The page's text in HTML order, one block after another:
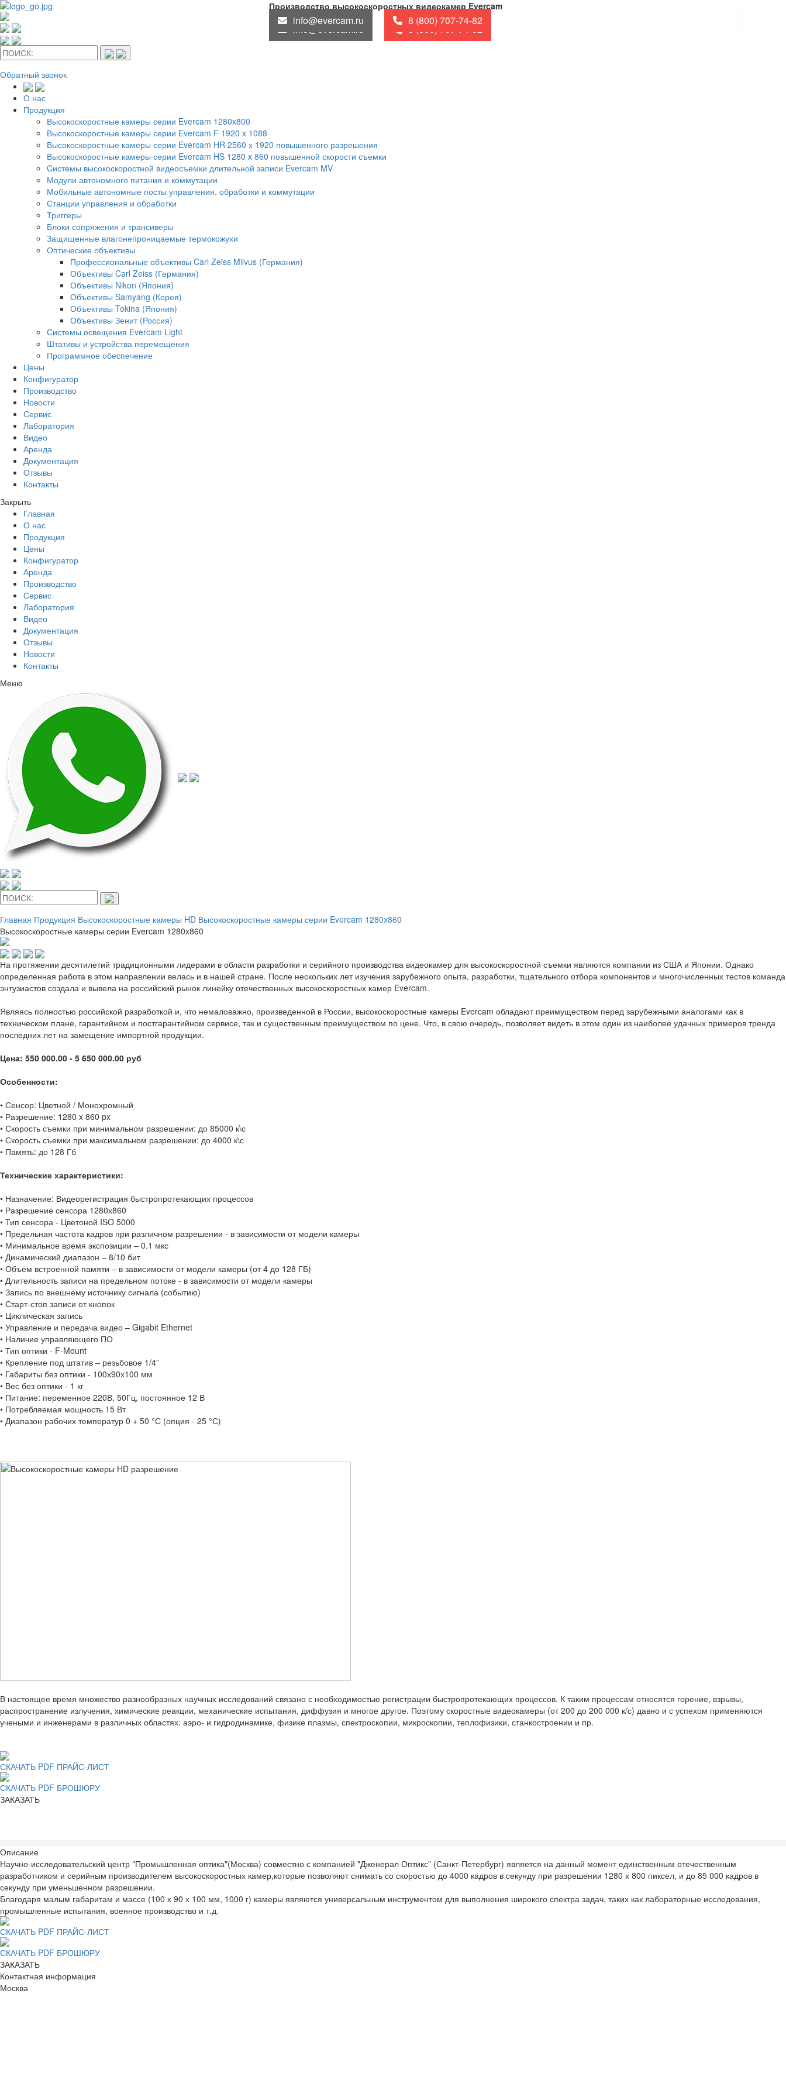
Обратный звонок
Производство высокоскоростных видеокамер Evercam
info@evercam.ru 8 (800) 707-74-82
О нас
Продукция
Высокоскоростные камеры серии Evercam 1280x800
Высокоскоростные камеры серии Evercam F 1920 x 1088
Высокоскоростные камеры серии Evercam HR 2560 х 1920 повышенного разрешения
Высокоскоростные камеры серии Evercam HS 1280 x 860 повышенной скорости съемки
Cистемы высокоскоростной видеосъемки длительной записи Evercam MV
Модули автономного питания и коммутации
Мобильные автономные посты управления, обработки и коммутации
Станции управления и обработки
Триггеры
Блоки сопряжения и трансиверы
Защищенные влагонепроницаемые термокожухи
Оптические объективы
Профессиональные объективы Carl Zeiss Milvus (Германия)
Объективы Carl Zeiss (Германия)
Объективы Nikon (Япония)
Объективы Samyang (Корея)
Объективы Tokina (Япония)
Объективы Зенит (Россия)
Системы освещения Evercam Light
Штативы и устройства перемещения
Программное обеспечение
Цены
Конфигуратор
Производство
Новости
Сервис
Лаборатория
Видео
Аренда
Документация
Отзывы
Контакты
Закрыть
Главная
О нас
Продукция
Цены
Конфигуратор
Аренда
Производство
Сервис
Лаборатория
Видео
Документация
Отзывы
Новости
Контакты
Меню
Главная Продукция Высокоскоростные камеры HD Высокоскоростные камеры серии Evercam 1280x860
Высокоскоростные камеры серии Evercam 1280x860
На протяжении десятилетий традиционными лидерами в области разработки и серийного производства видеокамер для высокоскоростной съемки являются компании из США и Японии. Однако
определенная работа в этом направлении велась и в нашей стране. После нескольких лет изучения зарубежного опыта, разработки, тщательного отбора компонентов и многочисленных тестов команда
энтузиастов создала и вывела на российский рынок линейку отечественных высокоскоростных камер Evercam.
Являясь полностью российской разработкой и, что немаловажно, произведенной в России, высокоскоростные камеры Evercam обладают преимуществом перед зарубежными аналогами как в
техническом плане, гарантийном и постгарантийном сервисе, так и существенным преимуществом по цене. Что, в свою очередь, позволяет видеть в этом один из наиболее удачных примеров тренда
последних лет на замещение импортной продукции.
Цена: 550 000.00 - 5 650 000.00 руб
Особенности:
• Сенсор: Цветной / Монохромный
• Разрешение: 1280 x 860 px
• Скорость съемки при минимальном разрешении: до 85000 к\с
• Скорость съемки при максимальном разрешении: до 4000 к\с
• Память: до 128 Гб
Технические характеристики:
• Назначение: Видеорегистрация быстропротекающих процессов
• Разрешение сенсора 1280х860
• Тип сенсора - Цветоной ISO 5000
• Предельная частота кадров при различном разрешении - в зависимости от модели камеры
• Минимальное время экспозиции – 0.1 мкс
• Динамический диапазон – 8/10 бит
• Объём встроенной памяти – в зависимости от модели камеры (от 4 до 128 ГБ)
• Длительность записи на предельном потоке - в зависимости от модели камеры
• Запись по внешнему источнику сигнала (событию)
• Старт-стоп записи от кнопок
• Циклическая запись
• Управление и передача видео – Gigabit Ethernet
• Наличие управляющего ПО
• Тип оптики - F-Mount
• Крепление под штатив – резьбовое 1/4”
• Габариты без оптики - 100х90х100 мм
• Вес без оптики - 1 кг
• Питание: переменное 220В, 50Гц, постоянное 12 В
• Потребляемая мощность 15 Вт
• Диапазон рабочих температур 0 + 50 °С (опция - 25 °С)
В настоящее время множество разнообразных научных исследований связано с необходимостью регистрации быстропротекающих процессов. К таким процессам относятся горение, взрывы,
распространение излучения, химические реакции, механические испытания, диффузия и многое другое. Поэтому скоростные видеокамеры (от 200 до 200 000 к/с) давно и с успехом применяются
учеными и инженерами в различных областях: аэро- и гидродинамике, физике плазмы, спектроскопии, микроскопии, теплофизики, станкостроении и пр.
СКАЧАТЬ PDF ПРАЙС-ЛИСТ
СКАЧАТЬ PDF БРОШЮРУ
ЗАКАЗАТЬ
Описание
Научно-исследовательский центр "Промышленная оптика"(Москва) совместно с компанией "Дженерал Оптикс" (Санкт-Петербург) является на данный момент единственным отечественным
разработчиком и серийным производителем высокоскоростных камер,которые позволяют снимать со скоростью до 4000 кадров в секунду при разрешении 1280 х 800 пиксел, и до 85 000 кадров в
секунду при уменьшенном разрешении.
Благодаря малым габаритам и массе (100 х 90 х 100 мм, 1000 г) камеры являются универсальным инструментом для выполнения широкого спектра задач, таких как лабораторные исследования,
промышленные испытания, военное производство и т.д.
СКАЧАТЬ PDF ПРАЙС-ЛИСТ
СКАЧАТЬ PDF БРОШЮРУ
ЗАКАЗАТЬ
Контактная информация
Москва
info@evercam.ru 8 (800) 707-74-82